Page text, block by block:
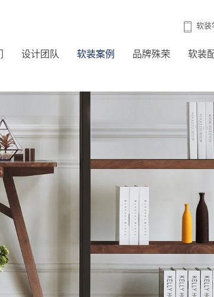
软装
设计团队 软装案例 品牌殊荣 软装